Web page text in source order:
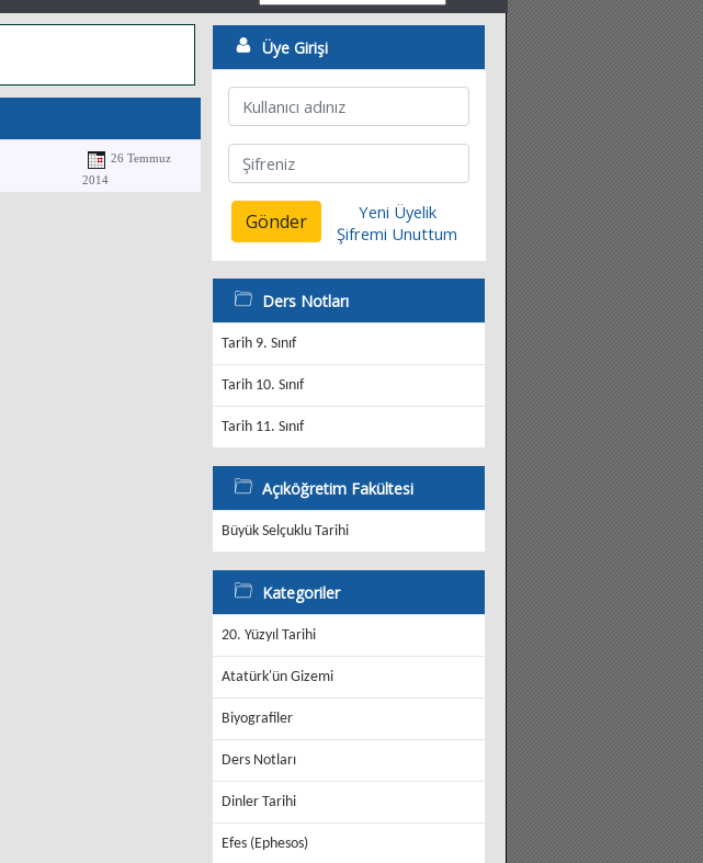
26 Temmuz
2014
Üye Girişi
Gönder
Yeni Üyelik
Şifremi Unuttum
Ders Notları
Tarih 9. Sınıf
Tarih 10. Sınıf
Tarih 11. Sınıf
Açıköğretim Fakültesi
Büyük Selçuklu Tarihi
Kategoriler
20. Yüzyıl Tarihi
Atatürk'ün Gizemi
Biyografiler
Ders Notları
Dinler Tarihi
Efes (Ephesos)